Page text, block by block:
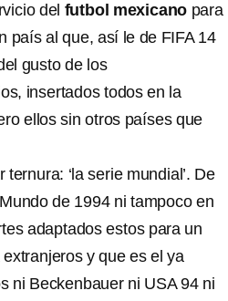
del futbol mexicano para
país al que, así le de FIFA 14
gusto de los
insertados todos en la
ellos sin otros países que
‘la serie mundial’. De
de 1994 ni tampoco en
adaptados estos para un
y que es el ya
ni Beckenbauer ni USA 94 ni